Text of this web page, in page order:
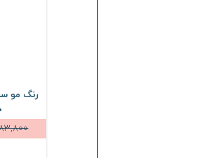
رنگ مو